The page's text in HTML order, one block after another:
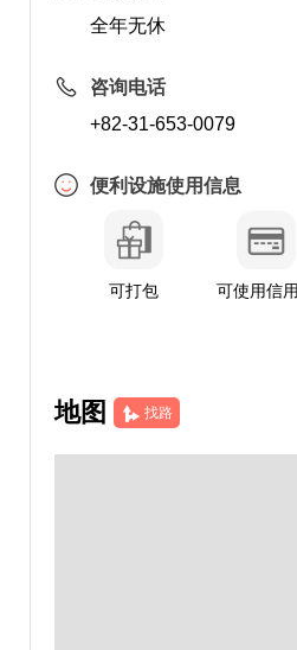
全年无休
咨询电话
+82-31-653-0079
便利设施使用信息
可打包 可使用信
地图 找路